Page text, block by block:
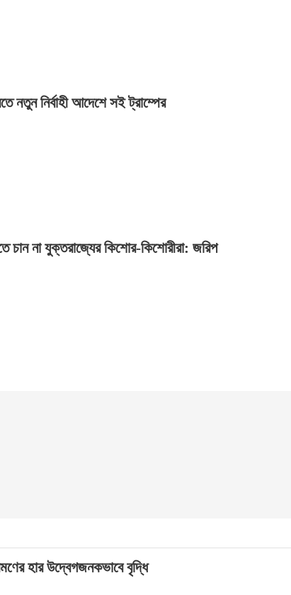
নতুন নির্বাহী আদেশে সই ট্রাম্পের
চান না যুক্তরাজ্যের কিশোর-কিশোরীরা: জরিপ
হার উদ্বেগজনকভাবে বৃদ্ধি